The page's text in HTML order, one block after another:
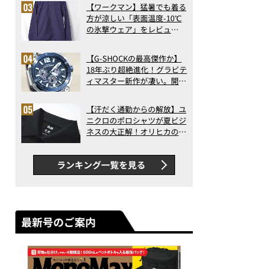
記事ランキングベスト3】
（2026年6月版）
【ワークマン】猛暑でも着る
方が涼しい「表面温度-10℃
の氷撃ウェア」をレビュ
【G-SHOCKの最高傑作か】
18年ぶり超絶進化！グラビテ
ィマスター新作が凄い。開発
【汗だく通勤からの解放】ユ
ニクロのポロシャツが夏ビジ
ネスの大正解！オリヒカの透
涼しい顔で働ける超快適ウエ
アの実力
ランキング一覧を見る
最新号のご案内